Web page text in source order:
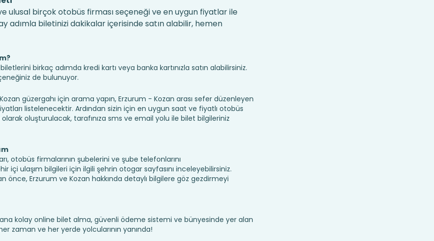
ulusal birçok otobüs firması seçeneği ve en uygun fiyatlar ile
adımla biletinizi dakikalar içerisinde satın alabilir, hemen
birkaç adımda kredi kartı veya banka kartınızla satın alabilirsiniz.
de bulunuyor.
güzergahı için arama yapın, Erzurum - Kozan arası sefer düzenleyen
listelenecektir. Ardından sizin için en uygun saat ve fiyatlı otobüs
oluşturulacak, tarafınıza sms ve email yolu ile bilet bilgileriniz
otobüs firmalarının şubelerini ve şube telefonlarını
içi ulaşım bilgileri için ilgili şehrin otogar sayfasını inceleyebilirsiniz.
önce, Erzurum ve Kozan hakkında detaylı bilgilere göz gezdirmeyi
kolay online bilet alma, güvenli ödeme sistemi ve bünyesinde yer alan
zaman ve her yerde yolcularının yanında!